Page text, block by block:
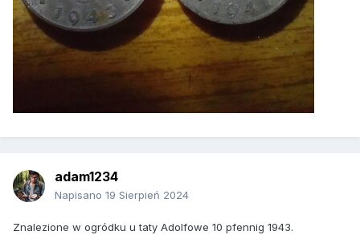
adam1234
Napisano 19 Sierpień 2024
Znalezione w ogródku u taty Adolfowe 10 pfennig 1943.